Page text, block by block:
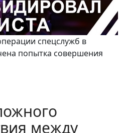
спецслужб в
попытка совершения
между